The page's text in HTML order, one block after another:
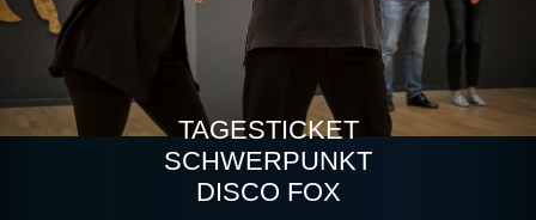
TAGESTICKET
SCHWERPUNKT
DISCO FOX